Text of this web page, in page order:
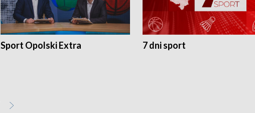
Sport Opolski Extra 7 dni sport